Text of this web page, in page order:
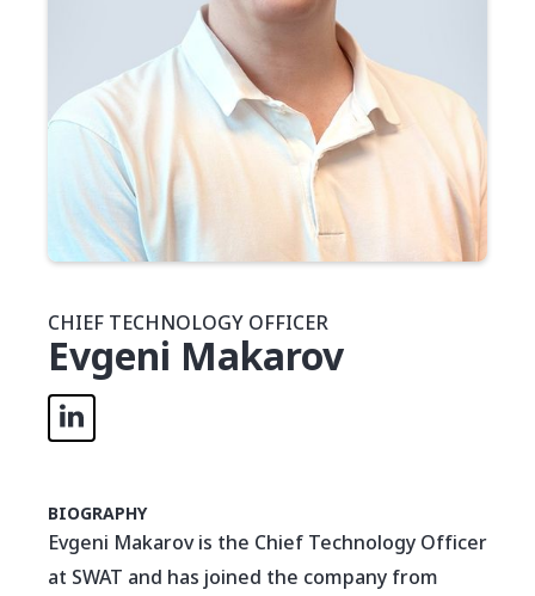
CHIEF TECHNOLOGY OFFICER
Evgeni Makarov
BIOGRAPHY
Evgeni Makarov is the Chief Technology Officer
at SWAT and has joined the company from